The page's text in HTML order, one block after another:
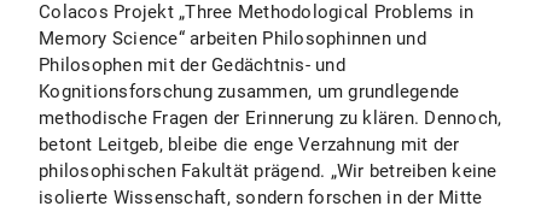
Colacos Projekt „Three Methodological Problems in
Memory Science“ arbeiten Philosophinnen und
Philosophen mit der Gedächtnis- und
Kognitionsforschung zusammen, um grundlegende
methodische Fragen der Erinnerung zu klären. Dennoch,
betont Leitgeb, bleibe die enge Verzahnung mit der
philosophischen Fakultät prägend. „Wir betreiben keine
isolierte Wissenschaft, sondern forschen in der Mitte